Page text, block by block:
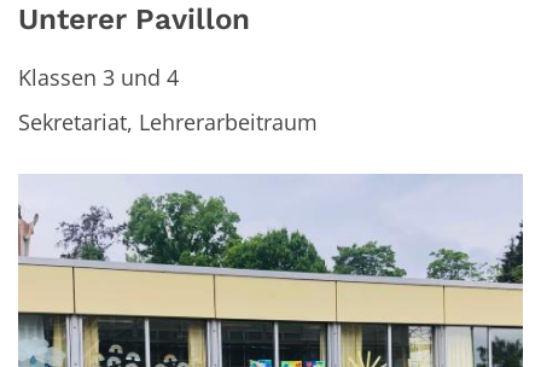
Unterer Pavillon
Klassen 3 und 4
Sekretariat, Lehrerarbeitraum